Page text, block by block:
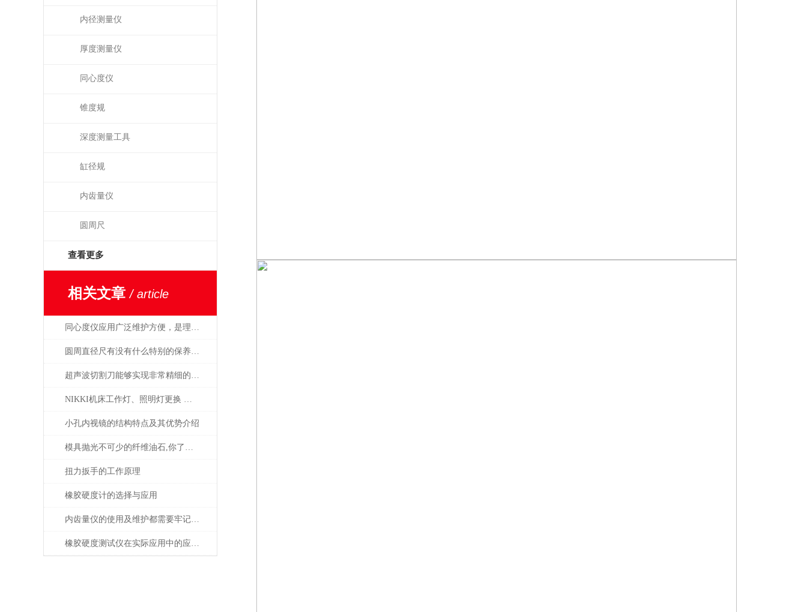
内径测量仪
厚度测量仪
同心度仪
锥度规
深度测量工具
缸径规
内齿量仪
圆周尺
查看更多
相关文章/ article
同心度仪应用广泛维护方便，是理想中的专用测量工具
圆周直径尺有没有什么特别的保养方法？
超声波切割刀能够实现非常精细的切割
NIKKI机床工作灯、照明灯更换 日本津上、马扎克、西铁城、兄弟等机床
小孔内视镜的结构特点及其优势介绍
模具抛光不可少的纤维油石,你了解多少呢？
扭力扳手的工作原理
橡胶硬度计的选择与应用
内齿量仪的使用及维护都需要牢记注意事项才行
橡胶硬度测试仪在实际应用中的应用场景